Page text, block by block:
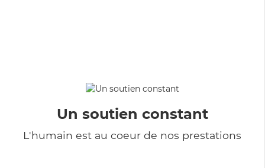
Un soutien constant
L'humain est au coeur de nos prestations